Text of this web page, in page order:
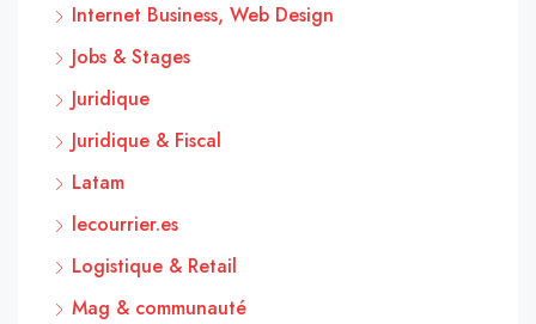
Internet Business, Web Design
Jobs & Stages
Juridique
Juridique & Fiscal
Latam
lecourrier.es
Logistique & Retail
Mag & communauté